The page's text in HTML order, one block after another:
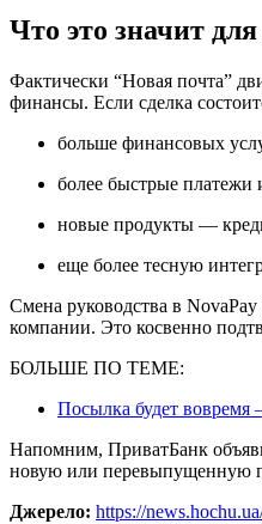
Что это значит
Фактически “Новая почта”
финансы. Если сделка
больше финансовых
более быстрые платежи
новые продукты —
еще более тесную
Смена руководства в
компании. Это косвенно
БОЛЬШЕ ПО ТЕМЕ:
Посылка будет вовремя
Напомним, ПриватБанк
новую или перевыпущенную
Джерело: https://